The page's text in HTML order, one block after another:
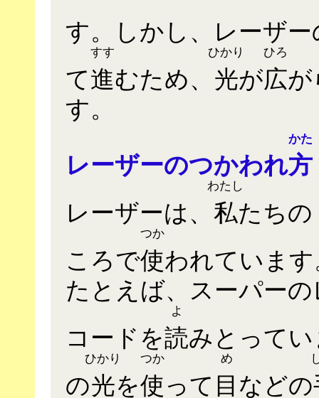
す。しかし、レーザ
て進
すす
むため、 光
ひかり
が広
ひろ
す。
レーザーのつかわれ方
かた
レーザーは、 私
わたし
たち
ころで使
つか
われていま
たとえば、スーパー
コードを読
よ
みとって
の光
ひかり
を使
つか
って 目
め
などの